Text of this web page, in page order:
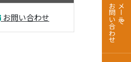
お問い合わせ メールで
お問い合わせ